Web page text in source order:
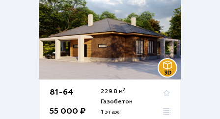
81-64
55 000 ₽
229.8 м2
Газобетон
1 этаж